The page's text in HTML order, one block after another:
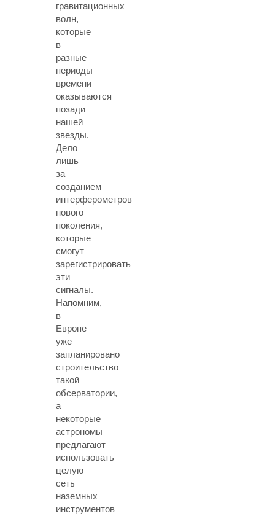
гравитационных
волн,
которые
в
разные
периоды
времени
оказываются
позади
нашей
звезды.
Дело
лишь
за
созданием
интерферометров
нового
поколения,
которые
смогут
зарегистрировать
эти
сигналы.
Напомним,
в
Европе
уже
запланировано
строительство
такой
обсерватории,
а
некоторые
астрономы
предлагают
использовать
целую
сеть
наземных
инструментов